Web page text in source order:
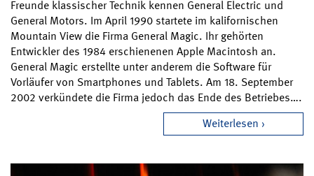
Freunde klassischer Technik kennen General Electric und
General Motors. Im April 1990 startete im kalifornischen
Mountain View die Firma General Magic. Ihr gehörten
Entwickler des 1984 erschienenen Apple Macintosh an.
General Magic erstellte unter anderem die Software für
Vorläufer von Smartphones und Tablets. Am 18. September
2002 verkündete die Firma jedoch das Ende des Betriebes….
Weiterlesen